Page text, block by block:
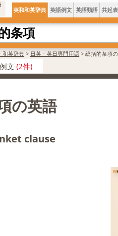
英和和英辞典 英語例文 英語類語 共起
和英辞典 > 日英・英日専門用語 > 総括的条項
例文 (2件)
の英語
clause